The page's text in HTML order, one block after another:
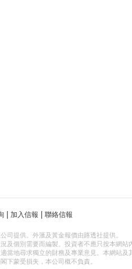
加入信報 聯絡信報
司提供。外滙及黃金報價由路透社提供。
及個別需要而編製。投資者不應只按本網站
當地尋求獨立的財務及專業意見。本網站及
下蒙受損失，本公司概不負責。